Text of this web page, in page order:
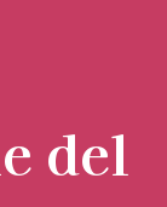
del